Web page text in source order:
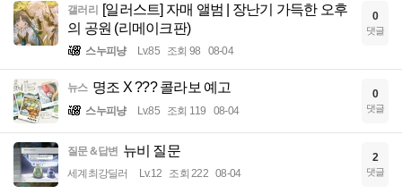
갤러리 [일러스트] 자매 앨범 | 장난기 가득한 오후
의 공원 (리메이크판)
스누피냥 Lv.85 조회 98 08-04
0
댓글
뉴스 명조 X ??? 콜라보 예고
스누피냥 Lv.85 조회 119 08-04
0
댓글
질문＆답변 뉴비 질문
세계최강딜러 Lv.12 조회 222 08-04
2
댓글